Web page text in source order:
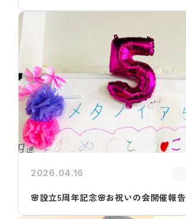
2026.04.16
🌸設立5周年記念🌸お祝いの会開催報告